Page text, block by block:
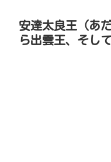
安達太良王（あ
ら出雲王、そし